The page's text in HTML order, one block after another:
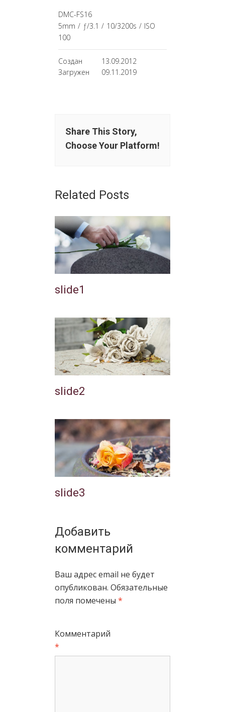
DMC-FS16
5mm / ƒ/3.1 / 10/3200s / ISO
100
Создан
13.09.2012
Загружен
09.11.2019
Share This Story,
Choose Your Platform!
Related Posts
slide1
slide2
slide3
Добавить
комментарий
Ваш адрес email не будет
опубликован. Обязательные
поля помечены *
Комментарий
*